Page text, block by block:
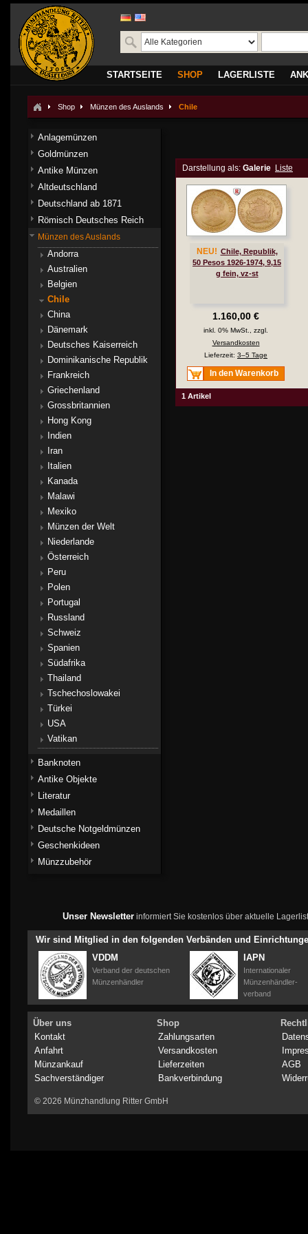
STARTSEITE SHOP LAGERLISTE
Shop Münzen des Auslands Chile
Darstellung als: Galerie Liste
NEU! Chile, Republik,
50 Pesos 1926-1974, 9,15
g fein, vz-st
1.160,00 €
inkl. 0% MwSt., zzgl.
Versandkosten
Lieferzeit: 3–5 Tage
In den Warenkorb
1 Artikel
Anlagemünzen
Goldmünzen
Antike Münzen
Altdeutschland
Deutschland ab 1871
Römisch Deutsches Reich
Münzen des Auslands
Andorra
Australien
Belgien
Chile
China
Dänemark
Deutsches Kaiserreich
Dominikanische Republik
Frankreich
Griechenland
Grossbritannien
Hong Kong
Indien
Iran
Italien
Kanada
Malawi
Mexiko
Münzen der Welt
Niederlande
Österreich
Peru
Polen
Portugal
Russland
Schweiz
Spanien
Südafrika
Thailand
Tschechoslowakei
Türkei
USA
Vatikan
Banknoten
Antike Objekte
Literatur
Medaillen
Deutsche Notgeldmünzen
Geschenkideen
Münzzubehör
Unser Newsletterinformiert Sie kostenlos über aktuelle
Wir sind Mitglied in den folgenden Verbänden und
VDDM
Verband der deutschen
Münzenhändler
IAPN
Internationaler
Münzenhändler-
verband
Über uns
Kontakt
Anfahrt
Münzankauf
Sachverständiger
Shop
Zahlungsarten
Versandkosten
Lieferzeiten
Bankverbindung
AGB
© 2026 Münzhandlung Ritter GmbH